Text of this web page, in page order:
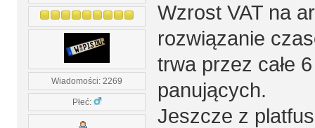
Wiadomości: 2269
Płeć:
Wzrost VAT na
rozwiązanie
trwa przez całe
panujących.
Jeszcze z